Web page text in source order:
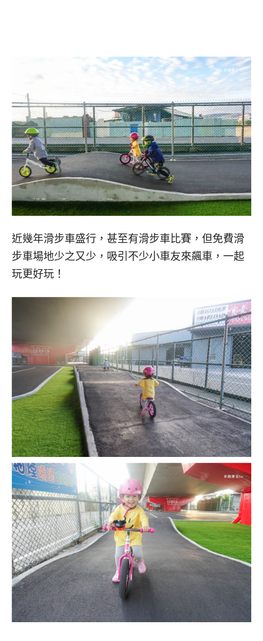
近幾年滑步車盛行，甚至有滑步車比賽，但免費滑
步車場地少之又少，吸引不少小車友來飆車，一起
玩更好玩！